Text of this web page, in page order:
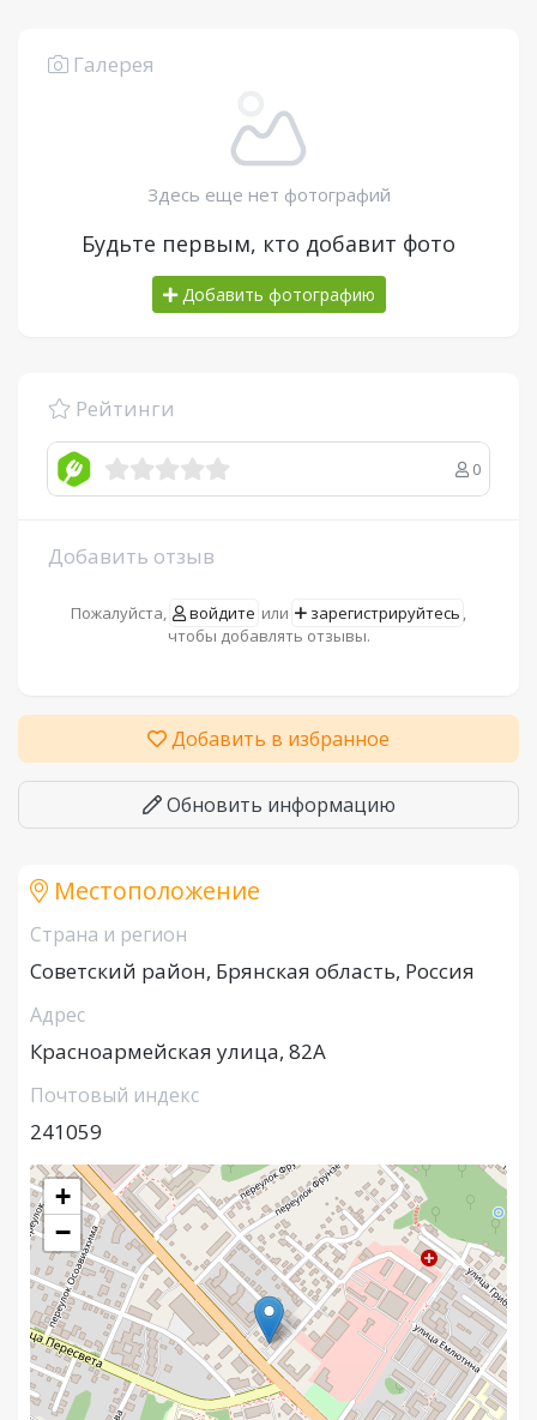
Галерея
Здесь еще нет фотографий
Будьте первым, кто добавит фото
Добавить фотографию
Рейтинги
0
Добавить отзыв
Пожалуйста, войдите или зарегистрируйтесь ,
чтобы добавлять отзывы.
Добавить в избранное
Обновить информацию
Местоположение
Страна и регион
Советский район, Брянская область, Россия
Адрес
Красноармейская улица, 82А
Почтовый индекс
241059
+
−